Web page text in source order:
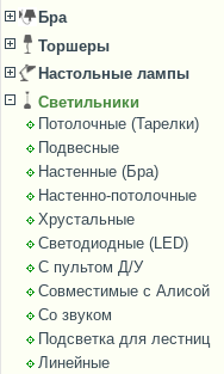
Бра
Торшеры
Настольные лампы
Светильники
Потолочные (Тарелки)
Подвесные
Настенные (Бра)
Настенно-потолочные
Хрустальные
Светодиодные (LED)
С пультом Д/У
Совместимые с Алисой
Со звуком
Подсветка для лестниц
Линейные